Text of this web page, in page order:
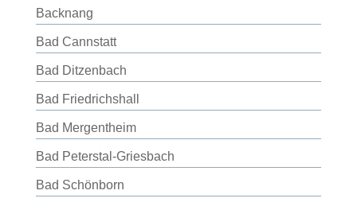
Backnang
Bad Cannstatt
Bad Ditzenbach
Bad Friedrichshall
Bad Mergentheim
Bad Peterstal-Griesbach
Bad Schönborn